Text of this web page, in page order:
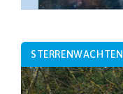
STERRENWACHTEN